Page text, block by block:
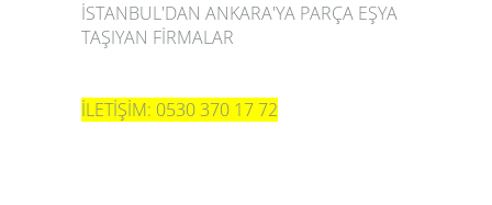
İSTANBUL'DAN ANKARA'YA PARÇA EŞYA
TAŞIYAN FİRMALAR
İLETİŞİM: 0530 370 17 72